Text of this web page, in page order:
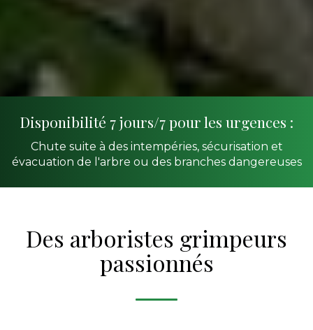
Disponibilité 7 jours/7 pour les urgences :
Chute suite à des intempéries, sécurisation et
évacuation de l'arbre ou des branches dangereuses
Des arboristes grimpeurs
passionnés